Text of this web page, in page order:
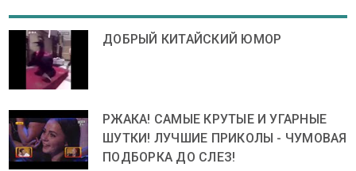
ДОБРЫЙ КИТАЙСКИЙ ЮМОР
РЖАКА! САМЫЕ КРУТЫЕ И УГАРНЫЕ
ШУТКИ! ЛУЧШИЕ ПРИКОЛЫ - ЧУМОВАЯ
ПОДБОРКА ДО СЛЕЗ!